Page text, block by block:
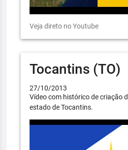
Veja direto no Youtube
Tocantins (TO)
27/10/2013
Vídeo com histórico de criação
estado de Tocantins.